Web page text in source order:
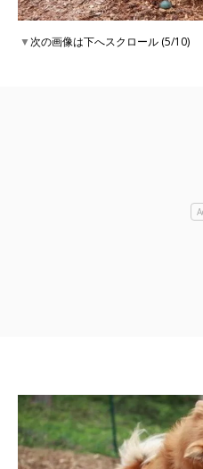
▼次の画像は下へスクロール (5/10)